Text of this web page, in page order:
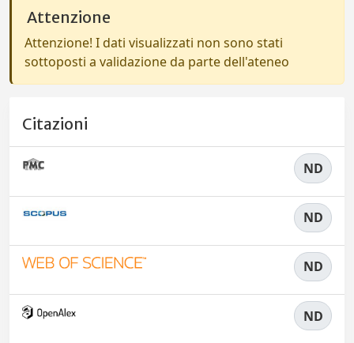
Attenzione
Attenzione! I dati visualizzati non sono stati
sottoposti a validazione da parte dell'ateneo
Citazioni
ND
ND
ND
ND